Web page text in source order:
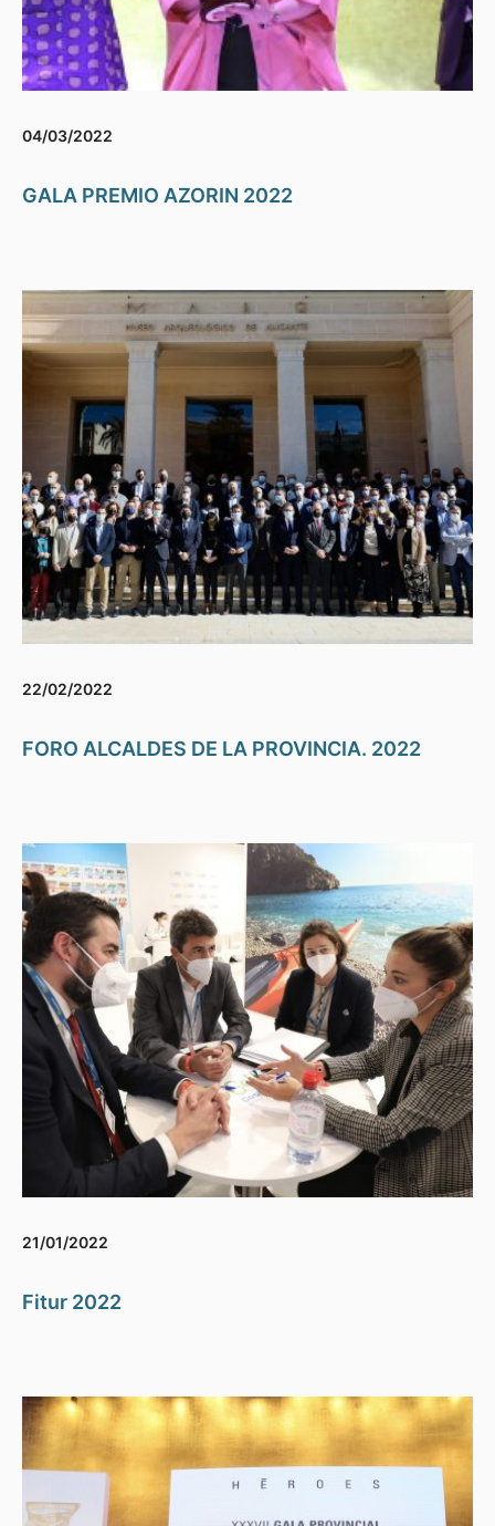
04/03/2022
GALA PREMIO AZORIN 2022
22/02/2022
FORO ALCALDES DE LA PROVINCIA. 2022
21/01/2022
Fitur 2022